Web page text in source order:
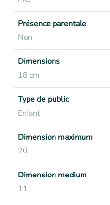
Présence parentale
Non
Dimensions
18 cm
Type de public
Enfant
Dimension maximum
20
Dimension medium
11